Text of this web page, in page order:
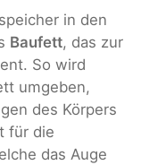
in den
Baufett, das zur
So wird
umgeben,
des Körpers
für die
das Auge